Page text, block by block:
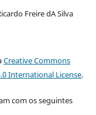
Freire dA Silva
Creative Commons
International License.
com os seguintes